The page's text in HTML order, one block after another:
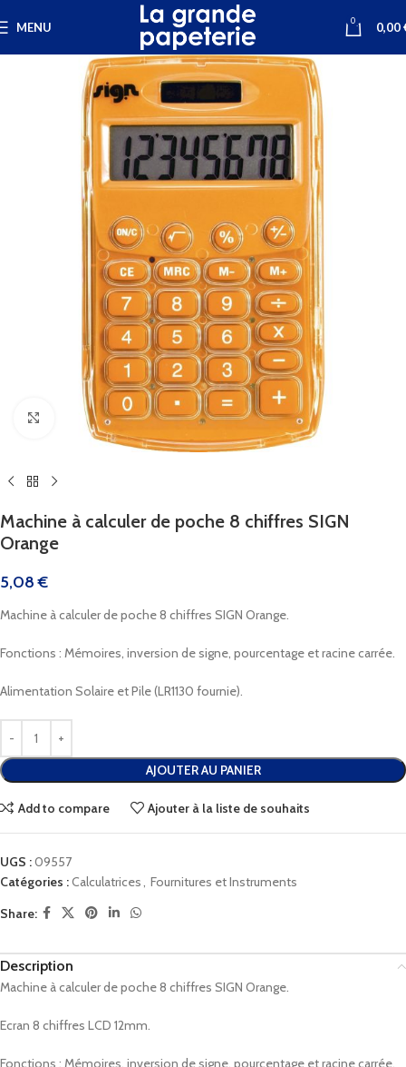
MENU 0 0,00
Cliquez pour agrandir
Machine à calculer de poche 8 chiffres SIGN
Orange
5,08€
Machine à calculer de poche 8 chiffres SIGN Orange.
Fonctions : Mémoires, inversion de signe, pourcentage et racine carrée.
Alimentation Solaire et Pile (LR1130 fournie).
AJOUTER AU PANIER
Add to compare Ajouter à la liste de souhaits
UGS :09557
Catégories :Calculatrices, Fournitures et Instruments
Share:
Description
Machine à calculer de poche 8 chiffres SIGN Orange.
Ecran 8 chiffres LCD 12mm.
Fonctions : Mémoires, inversion de signe, pourcentage et racine carrée.